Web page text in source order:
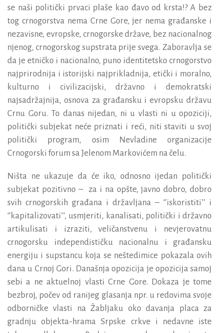
se naši politički prvaci plaše kao đavo od krsta!? A bez
tog crnogorstva nema Crne Gore, jer nema građanske i
nezavisne, evropske, crnogorske države, bez nacionalnog
njenog, crnogorskog supstrata prije svega. Zaboravlja se
da je etničko i nacionalno, puno identitetsko crnogorstvo
najprirodnija i istorijski najprikladnija, etički i moralno,
kulturno i civilizacijski, državno i demokratski
najsadržajnija, osnova za građansku i evropsku državu
Crnu Goru. To danas nijedan, ni u vlasti ni u opoziciji,
politički subjekat neće priznati i reći, niti staviti u svoj
politički program, osim Nevladine organizacije
Crnogorski forum sa Jelenom Markovićem na čelu.
Ništa ne ukazuje da će iko, odnosno ijedan politički
subjekat pozitivno – za i na opšte, javno dobro, dobro
svih crnogorskih građana i državljana – ‘’iskoristiti’’ i
‘’kapitalizovati’’, usmjeriti, kanalisati, politički i državno
artikulisati i izraziti, veličanstvenu i nevjerovatnu
crnogorsku independističku nacionalnu i građansku
energiju i supstancu koja se neštedimice pokazala ovih
dana u Crnoj Gori. Današnja opozicija je opozicija samoj
sebi a ne aktuelnoj vlasti Crne Gore. Dokaza je tome
bezbroj, počev od ranijeg glasanja npr. u redovima svoje
odborničke vlasti na Žabljaku oko davanja placa za
gradnju objekta-hrama Srpske crkve i nedavne iste